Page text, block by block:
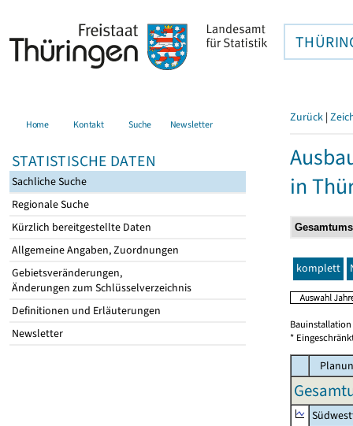
Home Kontakt Suche Newsletter
STATISTISCHE DATEN
Sachliche Suche
Regionale Suche
Kürzlich bereitgestellte Daten
Allgemeine Angaben, Zuordnungen
Gebietsveränderungen,
Änderungen zum Schlüsselverzeichnis
Definitionen und Erläuterungen
Newsletter
Zurück |
in
komplett
*